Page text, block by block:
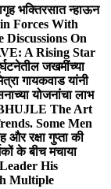
भक्तिरसात न्हाऊन
Forces With
On
A Rising Star
जखमींच्या
गायकवाड यांनी
योजनांचा लाभ
The Art
Some Men
और रक्षा गुप्ता की
के बीच मचाया
His
Multiple